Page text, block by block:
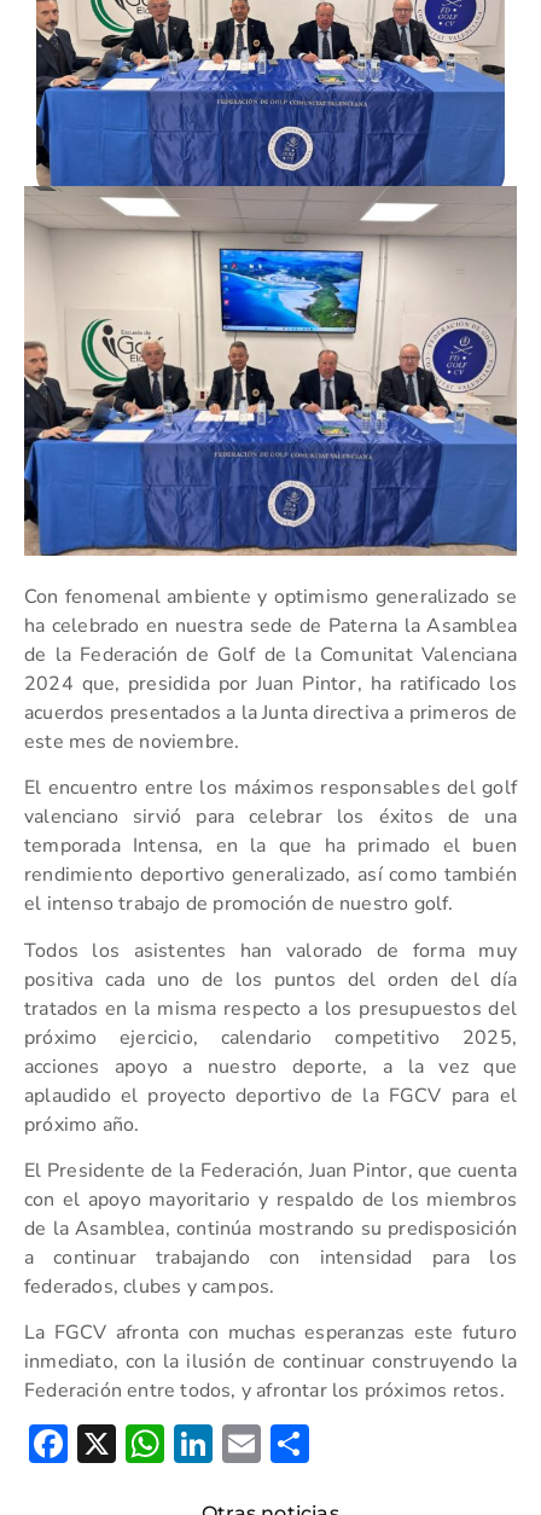
Con fenomenal ambiente y optimismo generalizado se
ha celebrado en nuestra sede de Paterna la Asamblea
de la Federación de Golf de la Comunitat Valenciana
2024 que, presidida por Juan Pintor, ha ratificado los
acuerdos presentados a la Junta directiva a primeros de
este mes de noviembre.
El encuentro entre los máximos responsables del golf
valenciano sirvió para celebrar los éxitos de una
temporada Intensa, en la que ha primado el buen
rendimiento deportivo generalizado, así como también
el intenso trabajo de promoción de nuestro golf.
Todos los asistentes han valorado de forma muy
positiva cada uno de los puntos del orden del día
tratados en la misma respecto a los presupuestos del
próximo ejercicio, calendario competitivo 2025,
acciones apoyo a nuestro deporte, a la vez que
aplaudido el proyecto deportivo de la FGCV para el
próximo año.
El Presidente de la Federación, Juan Pintor, que cuenta
con el apoyo mayoritario y respaldo de los miembros
de la Asamblea, continúa mostrando su predisposición
a continuar trabajando con intensidad para los
federados, clubes y campos.
La FGCV afronta con muchas esperanzas este futuro
inmediato, con la ilusión de continuar construyendo la
Federación entre todos, y afrontar los próximos retos.
Facebook
X WhatsApp
LinkedIn
Email